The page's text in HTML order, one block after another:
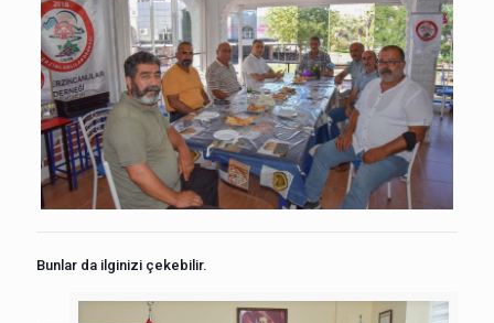
Bunlar da ilginizi çekebilir.